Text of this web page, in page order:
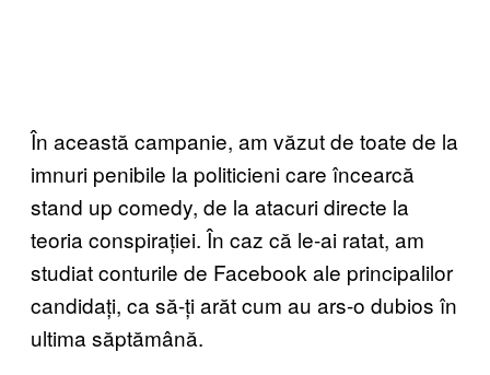
În această campanie, am văzut de toate de la
imnuri penibile la politicieni care încearcă
stand up comedy, de la atacuri directe la
teoria conspirației. În caz că le-ai ratat, am
studiat conturile de Facebook ale principalilor
candidați, ca să-ți arăt cum au ars-o dubios în
ultima săptămână.